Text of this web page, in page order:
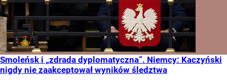
Smoleńsk i „zdrada dyplomatyczna”. Niemcy: Kaczyński
nigdy nie zaakceptował wyników śledztwa